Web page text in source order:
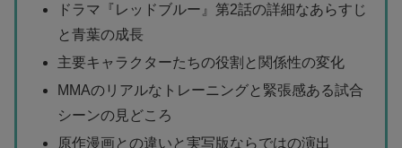
ドラマ『レッドブルー』第2話の詳細なあらすじ
と青葉の成長
主要キャラクターたちの役割と関係性の変化
MMAのリアルなトレーニングと緊張感ある試合
シーンの見どころ
原作漫画との違いと実写版ならではの演出